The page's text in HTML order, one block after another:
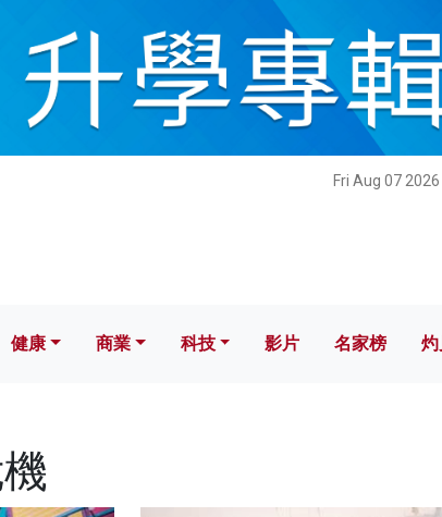
Fri Aug 07
科技 影片 名家榜
健康 商業 科技 影片 名家榜